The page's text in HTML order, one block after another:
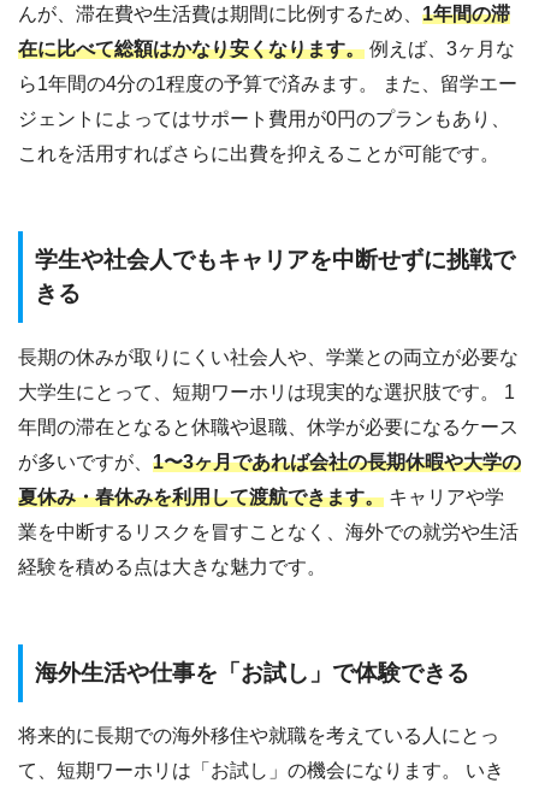
んが、滞在費や生活費は期間に比例するため、 1年間の滞
在に比べて総額はかなり安くなります。 例えば、3ヶ月な
ら1年間の4分の1程度の予算で済みます。 また、留学エー
ジェントによってはサポート費用が0円のプランもあり、
これを活用すればさらに出費を抑えることが可能です。
学生や社会人でもキャリアを中断せずに挑戦で
きる
長期の休みが取りにくい社会人や、学業との両立が必要な
大学生にとって、短期ワーホリは現実的な選択肢です。 1
年間の滞在となると休職や退職、休学が必要になるケース
が多いですが、 1〜3ヶ月であれば会社の長期休暇や大学の
夏休み・春休みを利用して渡航できます。 キャリアや学
業を中断するリスクを冒すことなく、海外での就労や生活
経験を積める点は大きな魅力です。
海外生活や仕事を「お試し」で体験できる
将来的に長期での海外移住や就職を考えている人にとっ
て、短期ワーホリは「お試し」の機会になります。 いき